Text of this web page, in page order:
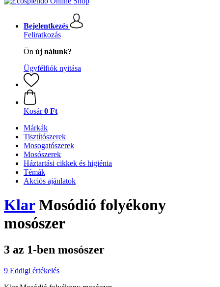
Bejelentkezés
Feliratkozás
Ön új nálunk?
Ügyfélfiók nyitása
Kosár 0 Ft
Márkák
Tisztítószerek
Mosogatószerek
Mosószerek
Háztartási cikkek és higiénia
Témák
Akciós ajánlatok
KlarMosódió folyékony
mosószer
3 az 1-ben mosószer
9 Eddigi értékelés